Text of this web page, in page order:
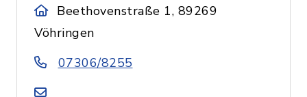
Beethovenstraße 1, 89269
Vöhringen
07306/8255